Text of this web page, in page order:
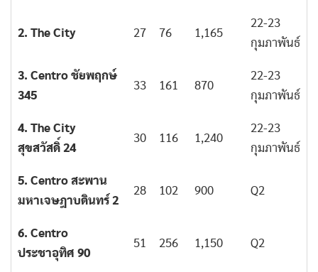
2. The City 27 76 1,165
22-23
กุมภาพันธ์
3. Centro ชัยพฤกษ์
345
33 161 870
22-23
กุมภาพันธ์
4. The City
สุขสวัสดิ์ 24
30 116 1,240
22-23
กุมภาพันธ์
5. Centro สะพาน
มหาเจษฎาบดินทร์ 2
28 102 900 Q2
6. Centro
ประชาอุทิศ 90
51 256 1,150 Q2